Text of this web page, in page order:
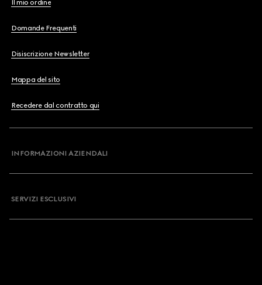
Il mio ordine
Domande Frequenti
Disiscrizione Newsletter
Mappa del sito
Recedere dal contratto qui
INFORMAZIONI AZIENDALI
SERVIZI ESCLUSIVI